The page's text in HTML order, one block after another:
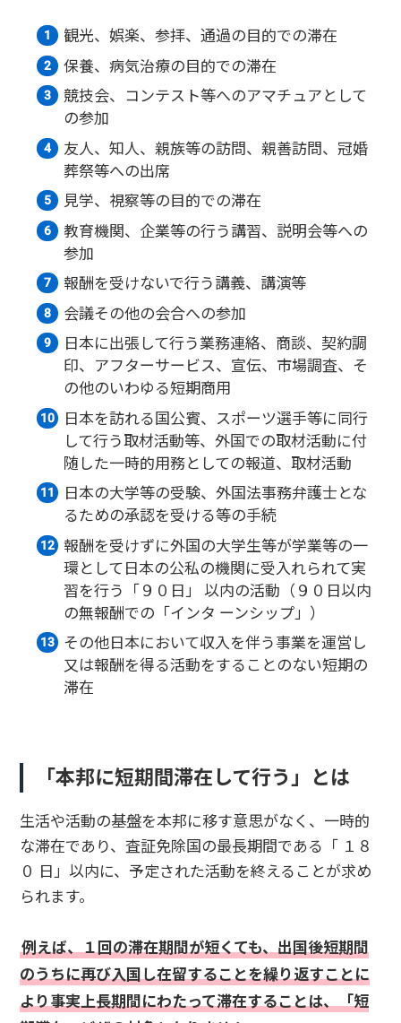
観光、娯楽、参拝、通過の目的での滞在
保養、病気治療の目的での滞在
競技会、コンテスト等へのアマチュアとして
の参加
友人、知人、親族等の訪問、親善訪問、冠婚
葬祭等への出席
見学、視察等の目的での滞在
教育機関、企業等の行う講習、説明会等への
参加
報酬を受けないで行う講義、講演等
会議その他の会合への参加
日本に出張して行う業務連絡、商談、契約調
印、アフターサービス、宣伝、市場調査、そ
の他のいわゆる短期商用
日本を訪れる国公賓、スポーツ選手等に同行
して行う取材活動等、外国での取材活動に付
随した一時的用務としての報道、取材活動
日本の大学等の受験、外国法事務弁護士とな
るための承認を受ける等の手続
報酬を受けずに外国の大学生等が学業等の一
環として日本の公私の機関に受入れられて実
習を行う「９０日」 以内の活動（９０日以内
の無報酬での「インタ ーンシップ」）
その他日本において収入を伴う事業を運営し
又は報酬を得る活動をすることのない短期の
滞在
「本邦に短期間滞在して行う」とは
生活や活動の基盤を本邦に移す意思がなく、一時的
な滞在であり、査証免除国の最長期間である「 １８
０ 日」以内に、予定された活動を終えることが求め
られます。
例えば、１回の滞在期間が短くても、出国後短期間
のうちに再び入国し在留することを繰り返すことに
より事実上長期間にわたって滞在することは、「短